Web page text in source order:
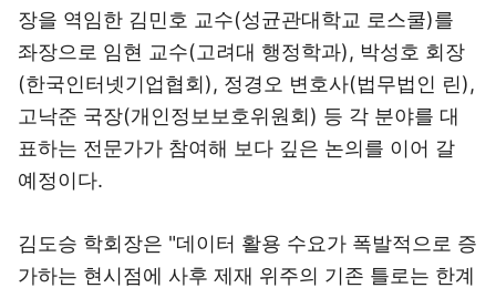
장을 역임한 김민호 교수(성균관대학교 로스쿨)를
좌장으로 임현 교수(고려대 행정학과), 박성호 회장
(한국인터넷기업협회), 정경오 변호사(법무법인 린),
고낙준 국장(개인정보보호위원회) 등 각 분야를 대
표하는 전문가가 참여해 보다 깊은 논의를 이어 갈
예정이다.
김도승 학회장은 "데이터 활용 수요가 폭발적으로 증
가하는 현시점에 사후 제재 위주의 기존 틀로는 한계